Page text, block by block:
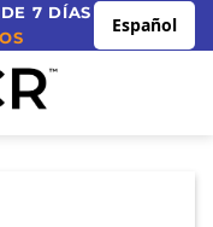
7 DÍAS
Español